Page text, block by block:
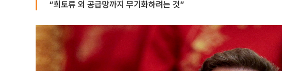
“희토류 외 공급망까지 무기화하려는 것”